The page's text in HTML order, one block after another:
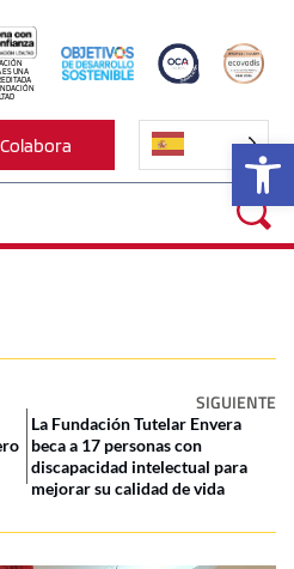
ES UNA
Colabora
SIGUIENTE
La Fundación Tutelar Envera
beca a 17 personas con
discapacidad intelectual para
mejorar su calidad de vida